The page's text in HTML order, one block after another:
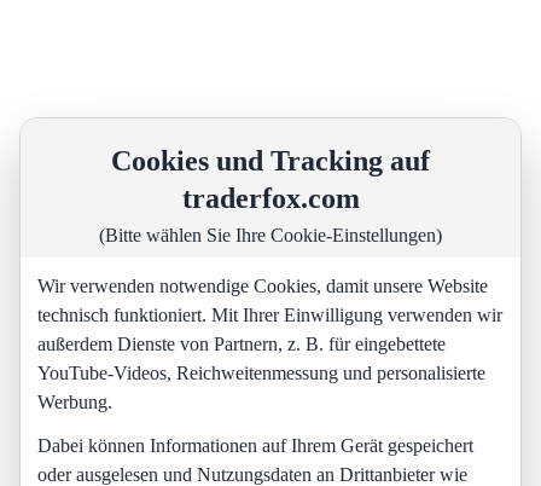
Cookies und Tracking auf
traderfox.com
(Bitte wählen Sie Ihre Cookie-Einstellungen)
Wir verwenden notwendige Cookies, damit unsere Website
technisch funktioniert. Mit Ihrer Einwilligung verwenden wir
außerdem Dienste von Partnern, z. B. für eingebettete
YouTube-Videos, Reichweitenmessung und personalisierte
Werbung.
Dabei können Informationen auf Ihrem Gerät gespeichert
oder ausgelesen und Nutzungsdaten an Drittanbieter wie